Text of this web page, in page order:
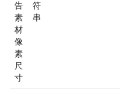
告
素
材
像
素
尺
寸
符
串